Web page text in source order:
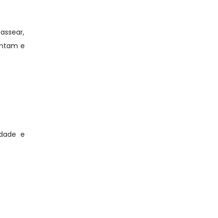
e
e